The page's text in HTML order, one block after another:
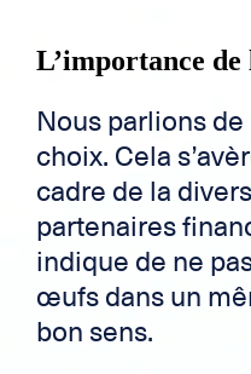
L’importance
Nous parlions
choix. Cela
cadre de la
partenaires
indique de ne
œufs dans un
bon sens.